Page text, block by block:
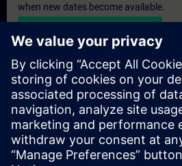
when new dates become available.
Personalised Quotation
If you require a standard list price
example for your purchasing
link below. You first need to provide
after this a quotation will be emailed